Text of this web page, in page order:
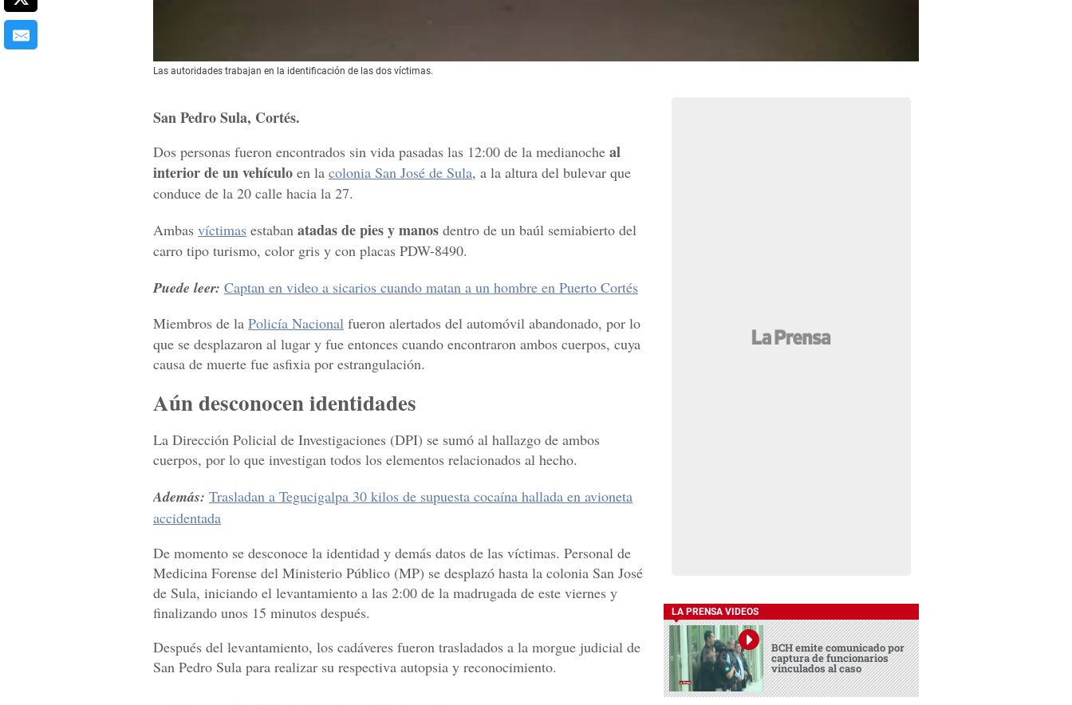
Las autoridades trabajan en la identificación de las dos víctimas.
San Pedro Sula, Cortés.
Dos personas fueron encontrados sin vida pasadas las 12:00 de la medianoche al
interior de un vehículo en la colonia San José de Sula, a la altura del bulevar que
conduce de la 20 calle hacia la 27.
Ambas víctimas estaban atadas de pies y manos dentro de un baúl semiabierto del
carro tipo turismo, color gris y con placas PDW-8490.
Puede leer: Captan en video a sicarios cuando matan a un hombre en Puerto Cortés
Miembros de la Policía Nacional fueron alertados del automóvil abandonado, por lo
que se desplazaron al lugar y fue entonces cuando encontraron ambos cuerpos, cuya
causa de muerte fue asfixia por estrangulación.
Aún desconocen identidades
La Dirección Policial de Investigaciones (DPI) se sumó al hallazgo de ambos
cuerpos, por lo que investigan todos los elementos relacionados al hecho.
Además: Trasladan a Tegucigalpa 30 kilos de supuesta cocaína hallada en avioneta
accidentada
De momento se desconoce la identidad y demás datos de las víctimas. Personal de
Medicina Forense del Ministerio Público (MP) se desplazó hasta la colonia San José
de Sula, iniciando el levantamiento a las 2:00 de la madrugada de este viernes y
finalizando unos 15 minutos después.
Después del levantamiento, los cadáveres fueron trasladados a la morgue judicial de
San Pedro Sula para realizar su respectiva autopsia y reconocimiento.
LA PRENSA VIDEOS
BCH emite comunicado por
captura de funcionarios
vinculados al caso